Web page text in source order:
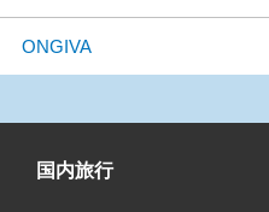
ONGIVA
国内旅行